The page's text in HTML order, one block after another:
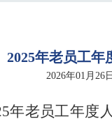
2025年老员工年
2026年01月
年老员工年度